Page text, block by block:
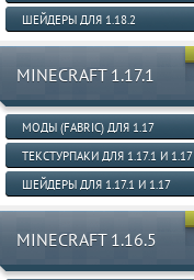
ШЕЙДЕРЫ ДЛЯ 1.18.2
MINECRAFT 1.17.1
МОДЫ (FABRIC) ДЛЯ 1.17
ТЕКСТУРПАКИ ДЛЯ 1.17.1 И 1.17
ШЕЙДЕРЫ ДЛЯ 1.17.1 И 1.17
MINECRAFT 1.16.5